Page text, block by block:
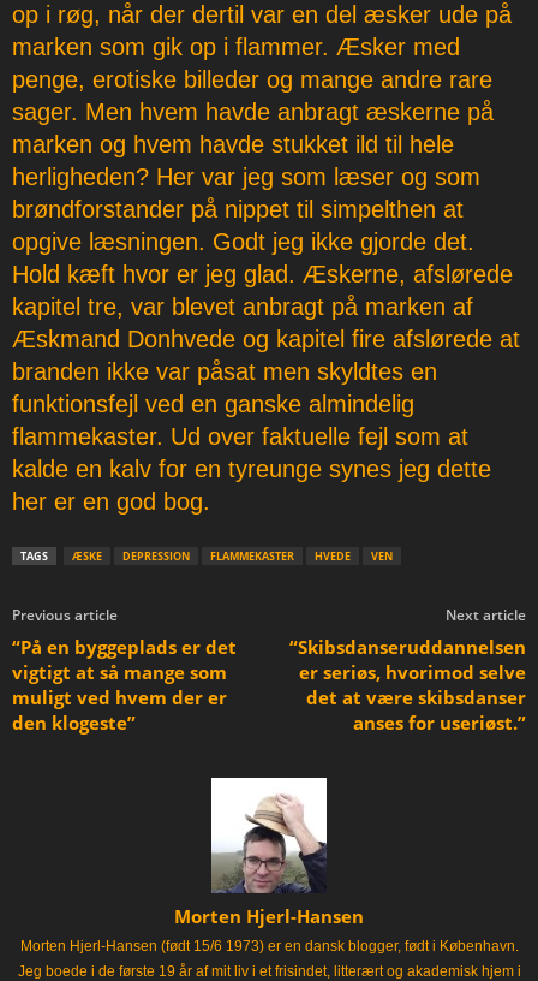
op i røg, når der dertil var en del æsker ude på
marken som gik op i flammer. Æsker med
penge, erotiske billeder og mange andre rare
sager. Men hvem havde anbragt æskerne på
marken og hvem havde stukket ild til hele
herligheden? Her var jeg som læser og som
brøndforstander på nippet til simpelthen at
opgive læsningen. Godt jeg ikke gjorde det.
Hold kæft hvor er jeg glad. Æskerne, afslørede
kapitel tre, var blevet anbragt på marken af
Æskmand Donhvede og kapitel fire afslørede at
branden ikke var påsat men skyldtes en
funktionsfejl ved en ganske almindelig
flammekaster. Ud over faktuelle fejl som at
kalde en kalv for en tyreunge synes jeg dette
her er en god bog.
TAGS ÆSKE DEPRESSION FLAMMEKASTER HVEDE VEN
Previous article
“På en byggeplads er det
vigtigt at så mange som
muligt ved hvem der er
den klogeste”
Next article
“Skibsdanseruddannelsen
er seriøs, hvorimod selve
det at være skibsdanser
anses for useriøst.”
Morten Hjerl-Hansen
Morten Hjerl-Hansen (født 15/6 1973) er en dansk blogger, født i København.
Jeg boede i de første 19 år af mit liv i et frisindet, litterært og akademisk hjem i